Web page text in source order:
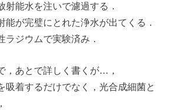
能水を注いで濾過する．
が完璧にとれた浄水が出てくる．
ジウムで実験済み．
，あとで詳しく書くが…，
吸着するだけでなく，光合成細菌と